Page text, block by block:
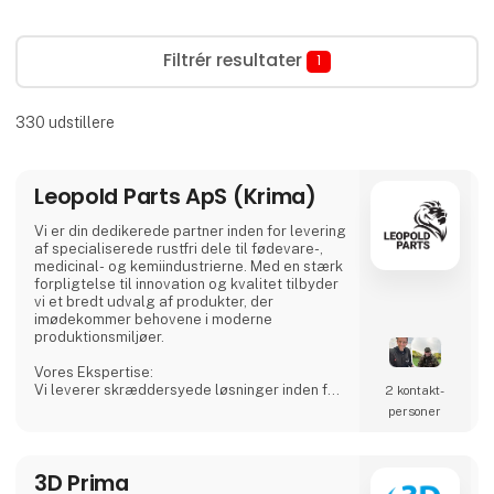
Filtrér resultater 1
330 udstillere
Leopold Parts ApS (Krima)
Vi er din dedikerede partner inden for levering
af specialiserede rustfri dele til fødevare-,
medicinal- og kemiindustrierne. Med en stærk
forpligtelse til innovation og kvalitet tilbyder
vi et bredt udvalg af produkter, der
imødekommer behovene i moderne
produktionsmiljøer.
Vores Ekspertise:
Vi leverer skræddersyede løsninger inden for
produktionsprocesser.
2 kontakt­
personer
3D Prima